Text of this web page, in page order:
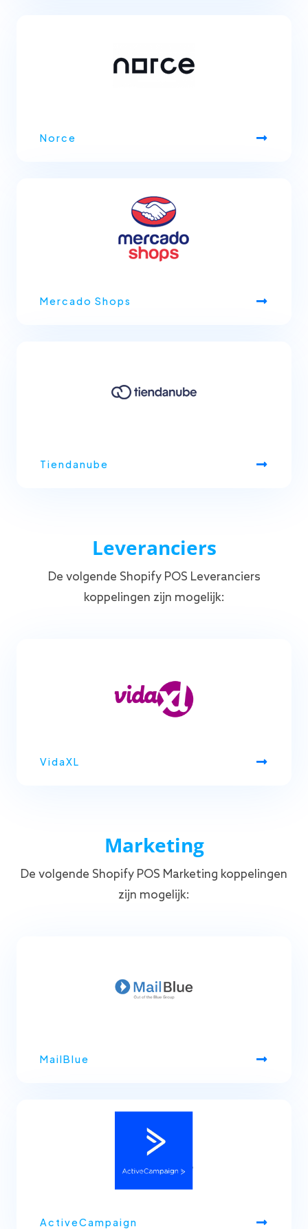
Norce
Mercado Shops
Tiendanube
Leveranciers
De volgende Shopify POS Leveranciers
koppelingen zijn mogelijk:
VidaXL
Marketing
De volgende Shopify POS Marketing koppelingen
zijn mogelijk:
MailBlue
ActiveCampaign